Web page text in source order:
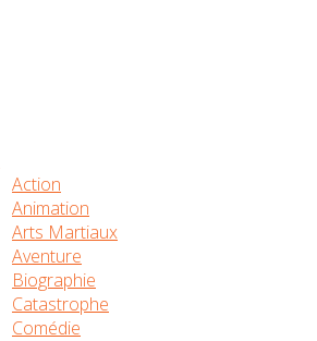
Action
Animation
Arts Martiaux
Aventure
Biographie
Catastrophe
Comédie